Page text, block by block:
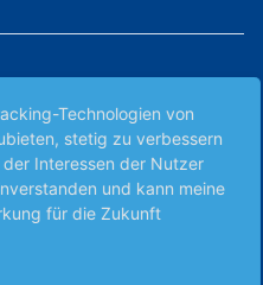
Technologien von
stetig zu verbessern
Interessen der Nutzer
und kann meine
für die Zukunft